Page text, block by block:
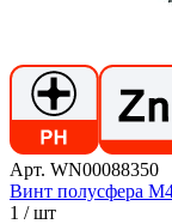
Арт. WN00088350
Винт полусфера
1 / шт